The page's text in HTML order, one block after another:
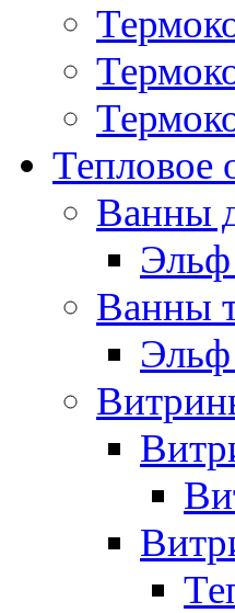
Тепловое
Ванны
Ванны